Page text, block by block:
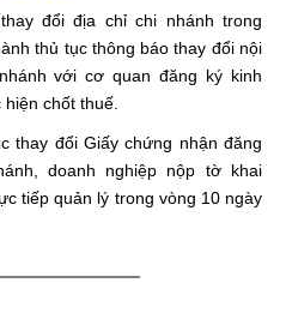
đổi địa chỉ chi nhánh trong
thủ tục thông báo thay đổi nội
với cơ quan đăng ký kinh
chốt thuế.
thay đổi Giấy chứng nhận đăng
doanh nghiệp nộp tờ khai
tiếp quản lý trong vòng 10 ngày